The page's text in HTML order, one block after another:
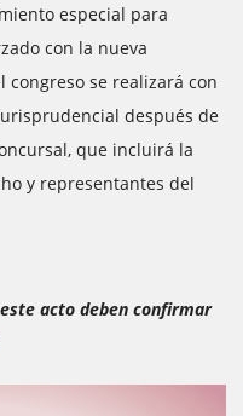
especial para
con la nueva
congreso se realizará con
después de
que incluirá la
y representantes del
acto deben confirmar